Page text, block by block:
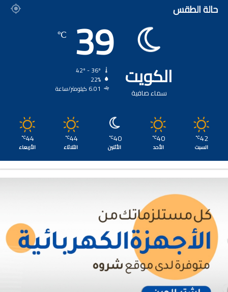
حالة الطقس
الكويت
سماء صافية
39
℃
22%
6.01 كيلومتر/ساعة
42
℃
السبت
40
℃
الأحد
40
℃
الأثنين
44
℃
الثلاثاء
44
℃
الأربعاء